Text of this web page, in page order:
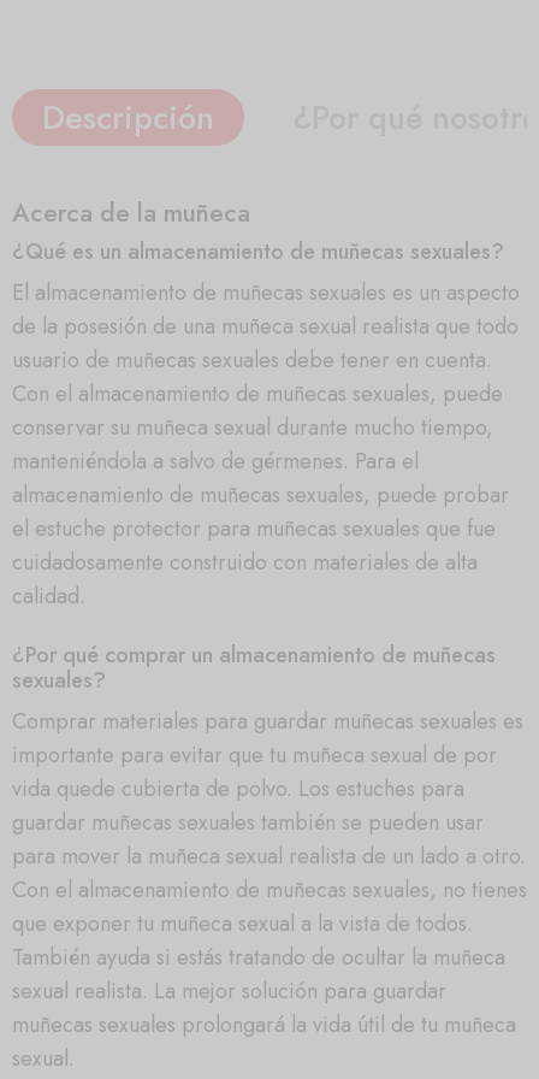
Descripción
Acerca de la muñeca
¿Qué es un almacenamiento de muñecas sexuales?
El almacenamiento de muñecas sexuales es un aspecto
de la posesión de una muñeca sexual realista que todo
usuario de muñecas sexuales debe tener en cuenta.
Con el almacenamiento de muñecas sexuales, puede
conservar su muñeca sexual durante mucho tiempo,
manteniéndola a salvo de gérmenes. Para el
almacenamiento de muñecas sexuales, puede probar
el estuche protector para muñecas sexuales que fue
cuidadosamente construido con materiales de alta
calidad.
¿Por qué comprar un almacenamiento de muñecas
sexuales?
Comprar materiales para guardar muñecas sexuales es
importante para evitar que tu muñeca sexual de por
vida quede cubierta de polvo. Los estuches para
guardar muñecas sexuales también se pueden usar
para mover la muñeca sexual realista de un lado a otro.
Con el almacenamiento de muñecas sexuales, no tienes
que exponer tu muñeca sexual a la vista de todos.
También ayuda si estás tratando de ocultar la muñeca
sexual realista. La mejor solución para guardar
muñecas sexuales prolongará la vida útil de tu muñeca
sexual.